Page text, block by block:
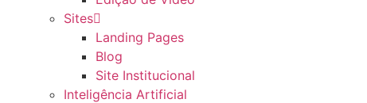
Sites
Landing Pages
Blog
Site Institucional
Inteligência Artificial